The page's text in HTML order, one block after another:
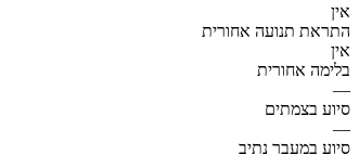
אין
התראת תנועה אחורית
אין
בלימה אחורית
—
סיוע בצמתים
—
סיוע במעבר נתיב